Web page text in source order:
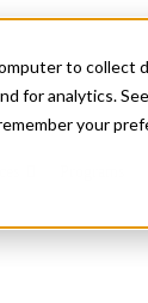
to collect
for analytics.
your